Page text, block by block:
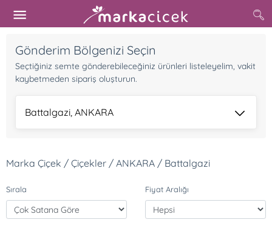
Gönderim Bölgenizi Seçin
Seçtiğiniz semte gönderebileceğiniz ürünleri listeleyelim, vakit
kaybetmeden sipariş oluşturun.
Battalgazi, ANKARA
Marka Çiçek / Çiçekler / ANKARA / Battalgazi
Sırala Fiyat Aralığı